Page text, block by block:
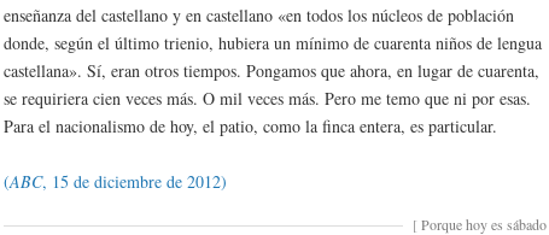
enseñanza del castellano y en castellano «en todos los núcleos de población
donde, según el último trienio, hubiera un mínimo de cuarenta niños de lengua
castellana». Sí, eran otros tiempos. Pongamos que ahora, en lugar de cuarenta,
se requiriera cien veces más. O mil veces más. Pero me temo que ni por esas.
Para el nacionalismo de hoy, el patio, como la finca entera, es particular.
(ABC, 15 de diciembre de 2012)
[Porque hoy es sábado